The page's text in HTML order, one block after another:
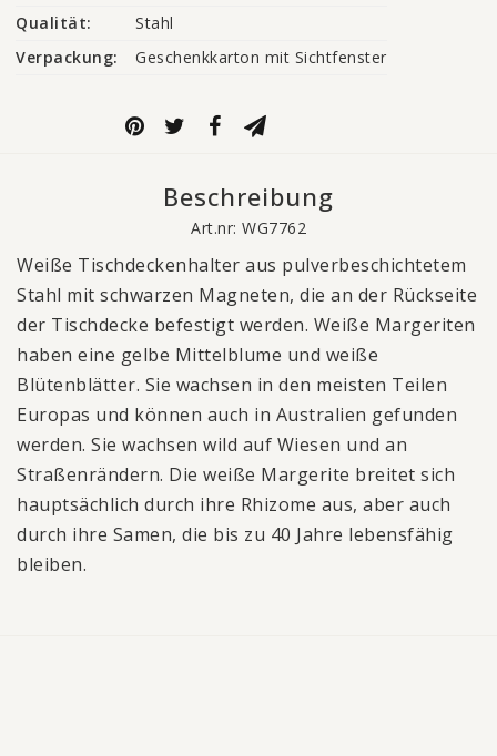
Qualität:
Stahl
Verpackung:
Geschenkkarton mit Sichtfenster
Beschreibung
Art.nr: WG7762
Weiße Tischdeckenhalter aus pulverbeschichtetem
Stahl mit schwarzen Magneten, die an der Rückseite
der Tischdecke befestigt werden. Weiße Margeriten
haben eine gelbe Mittelblume und weiße
Blütenblätter. Sie wachsen in den meisten Teilen
Europas und können auch in Australien gefunden
werden. Sie wachsen wild auf Wiesen und an
Straßenrändern. Die weiße Margerite breitet sich
hauptsächlich durch ihre Rhizome aus, aber auch
durch ihre Samen, die bis zu 40 Jahre lebensfähig
bleiben.